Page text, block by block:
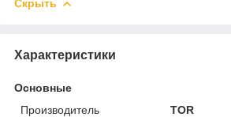
Скрыть
Характеристики
Основные
Производитель
TOR